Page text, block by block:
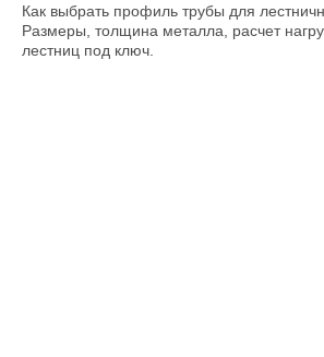
Как выбрать профиль трубы для
Размеры, толщина металла, расчет
лестниц под ключ.